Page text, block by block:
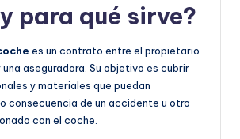
para qué sirve?
es un contrato entre el propietario
una aseguradora. Su objetivo es cubrir
y materiales que puedan
consecuencia de un accidente u otro
con el coche.